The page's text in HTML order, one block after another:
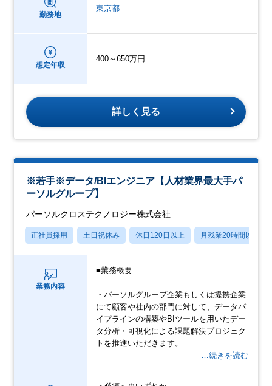
勤務地
東京都
想定年収
400～650万円
詳しく見る
※若手※データ/BIエンジニア【人材業界最大手パ
ーソルグループ】
パーソルクロステクノロジー株式会社
正社員採用 土日祝休み 休日120日以上 月残業20時間以内
業務内容
■業務概要
・パーソルグループ企業もしくは提携企業
にて顧客や社内の部門に対して、データパ
イプラインの構築やBIツールを用いたデー
タ分析・可視化による課題解決プロジェク
トを推進いただきます。
…続きを読む